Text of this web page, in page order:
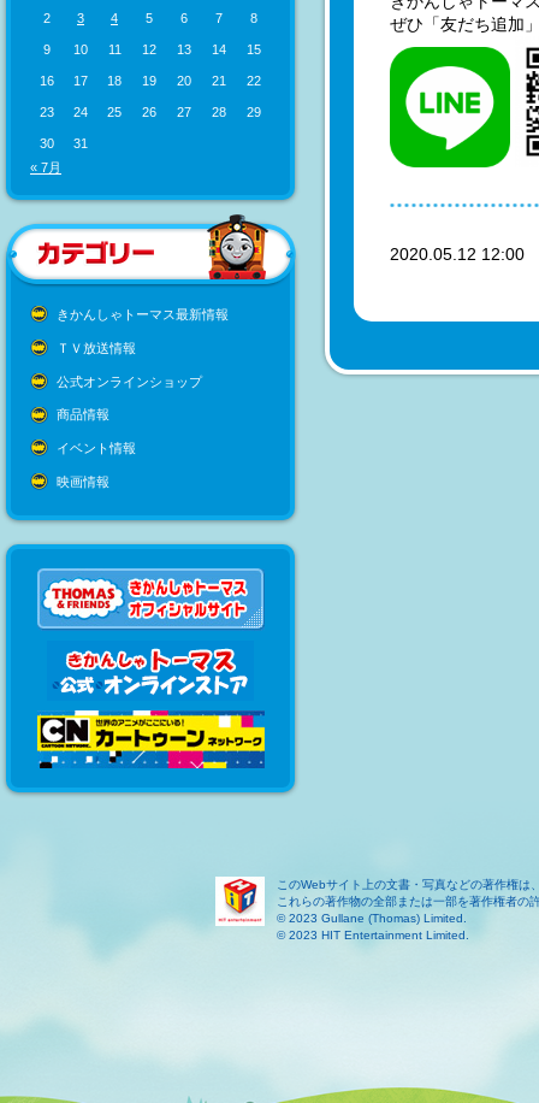
2 3 4 5 6 7 8
9 10 11 12 13 14 15
16 17 18 19 20 21 22
23 24 25 26 27 28 29
30
31
« 7月
きかんしゃトーマス最新情報
ＴＶ放送情報
公式オンラインショップ
商品情報
イベント情報
映画情報
ぜひ「友だち追加
2020.05.12
このWebサイト上の文書・写真などの著作権は
これらの著作物の全部または一部を著作権者の
© 2023 Gullane (Thomas) Limited.
© 2023 HIT Entertainment Limited.